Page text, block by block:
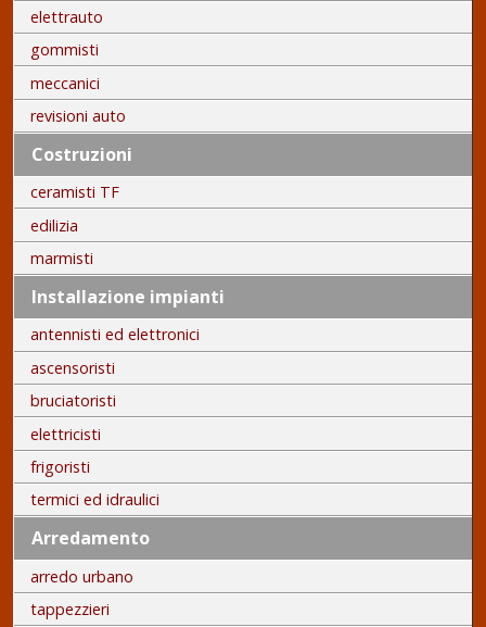
elettrauto
gommisti
meccanici
revisioni auto
Costruzioni
ceramisti TF
edilizia
marmisti
Installazione impianti
antennisti ed elettronici
ascensoristi
bruciatoristi
elettricisti
frigoristi
termici ed idraulici
Arredamento
arredo urbano
tappezzieri